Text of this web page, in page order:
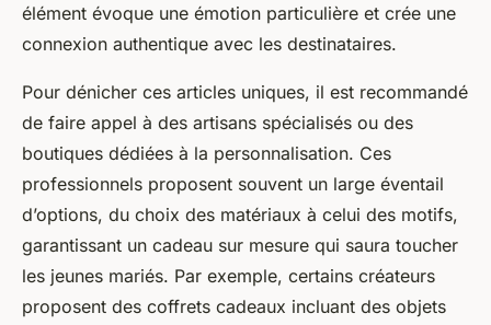
élément évoque une émotion particulière et crée une
connexion authentique avec les destinataires.
Pour dénicher ces articles uniques, il est recommandé
de faire appel à des artisans spécialisés ou des
boutiques dédiées à la personnalisation. Ces
professionnels proposent souvent un large éventail
d’options, du choix des matériaux à celui des motifs,
garantissant un cadeau sur mesure qui saura toucher
les jeunes mariés. Par exemple, certains créateurs
proposent des coffrets cadeaux incluant des objets